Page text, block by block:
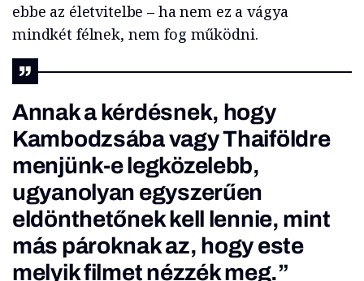
ebbe az életvitelbe – ha nem ez a vágya
mindkét félnek, nem fog működni.
Annak a kérdésnek, hogy
Kambodzsába vagy Thaiföldre
menjünk-e legközelebb,
ugyanolyan egyszerűen
eldönthetőnek kell lennie, mint
más pároknak az, hogy este
melyik filmet nézzék meg.”